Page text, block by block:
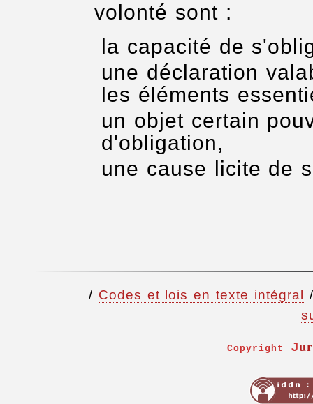
volonté sont :
la capacité de
une déclaration
les éléments
un objet certain
d'obligation,
une cause licite de
/ Codes et lois en texte intégral
Copyright J